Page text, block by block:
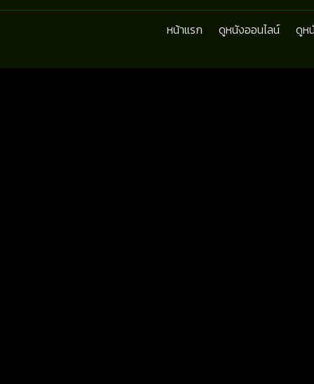
หน้าแรก ดูหนังออนไลน์ ดูห